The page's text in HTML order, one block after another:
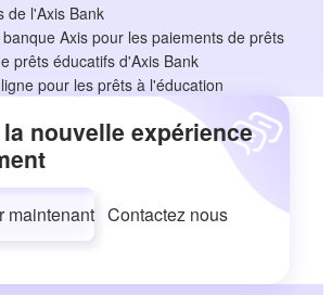
de l'Axis Bank
Axis pour les paiements de prêts
prêts éducatifs d'Axis Bank
pour les prêts à l'éducation
nouvelle expérience
maintenant Contactez nous